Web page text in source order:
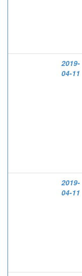
2019-
04-11
2019-
04-11